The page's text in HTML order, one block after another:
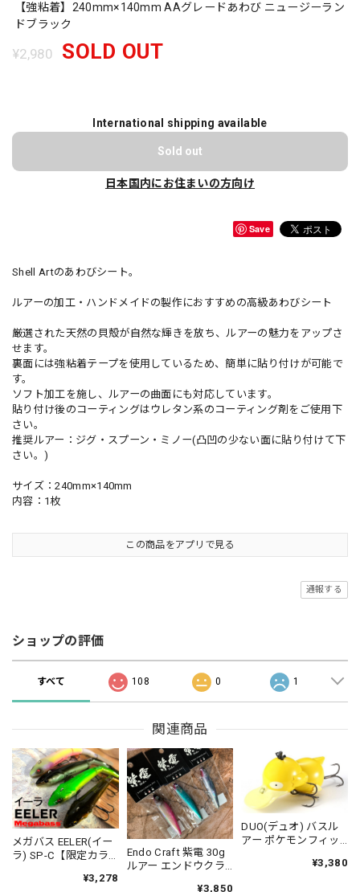
【強粘着】240mm×140mm AAグレードあわび ニュージーラン
ドブラック
¥2,980 SOLD OUT
International shipping available
Sold out
日本国内にお住まいの方向け
Save
Shell Artのあわびシート。
ルアーの加工・ハンドメイドの製作におすすめの高級あわびシート
厳選された天然の貝殻が自然な輝きを放ち、ルアーの魅力をアップさ
せます。
裏面には強粘着テープを使用しているため、簡単に貼り付けが可能で
す。
ソフト加工を施し、ルアーの曲面にも対応しています。
貼り付け後のコーティングはウレタン系のコーティング剤をご使用下
さい。
推奨ルアー：ジグ・スプーン・ミノー(凸凹の少ない面に貼り付けて下
さい。)
サイズ：240mm×140mm
内容：1枚
この商品をアプリで見る
通報する
ショップの評価
すべて 108 0 1
関連商品
メガバス EELER(イー
ラ) SP-C【限定カラ
トクローラーベイト
¥3,278
Endo Craft 紫電 30g
ルアー エンドウクラ
¥3,850
DUO(デュオ) バスル
アー ポケモンフィッ
¥3,380